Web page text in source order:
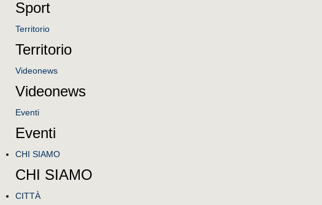
Sport
Territorio
Territorio
Videonews
Videonews
Eventi
Eventi
CHI SIAMO
CHI SIAMO
CITTÀ